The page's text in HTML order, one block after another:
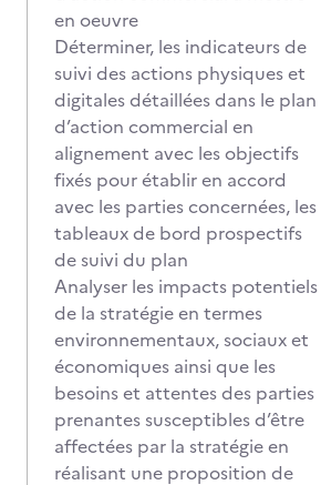
en oeuvre
Déterminer, les indicateurs de
suivi des actions physiques et
digitales détaillées dans le plan
d’action commercial en
alignement avec les objectifs
fixés pour établir en accord
avec les parties concernées, les
tableaux de bord prospectifs
de suivi du plan
Analyser les impacts potentiels
de la stratégie en termes
environnementaux, sociaux et
économiques ainsi que les
besoins et attentes des parties
prenantes susceptibles d’être
affectées par la stratégie en
réalisant une proposition de